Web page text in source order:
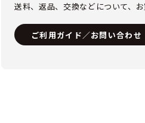
送料、返品、交換などについて、
ご利用ガイド／お問い合わせ